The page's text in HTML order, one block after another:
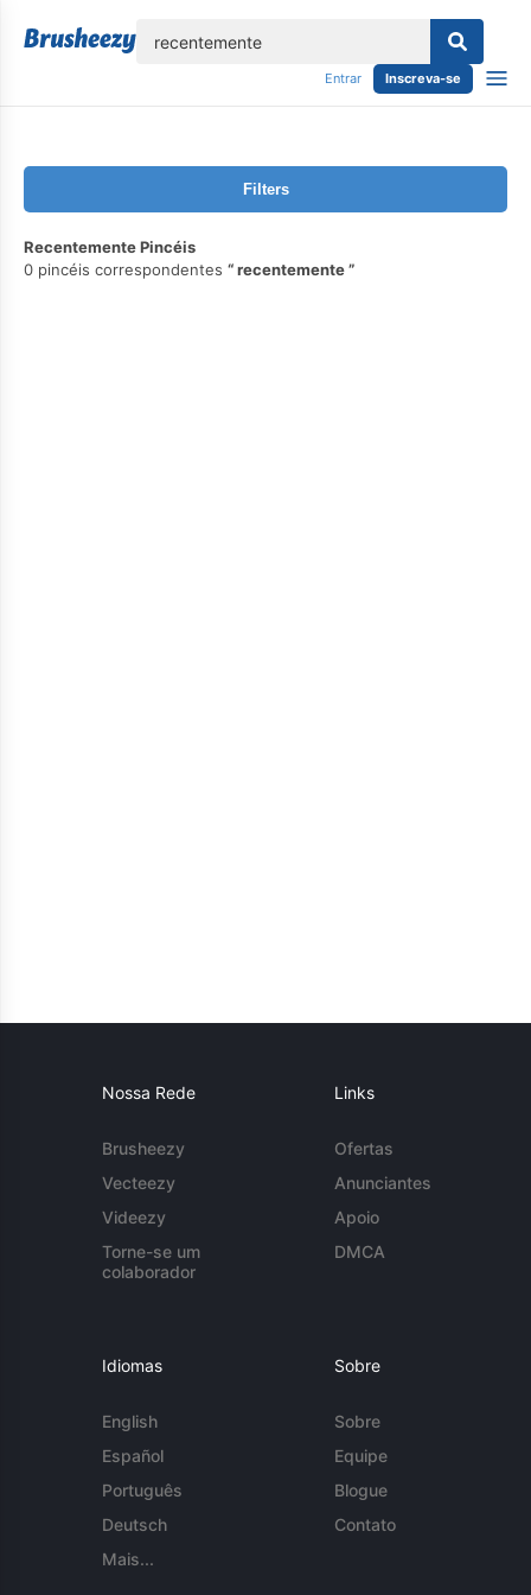
Entrar Inscreva-se
Filters
Recentemente Pincéis
0 pincéis correspondentes
recentemente
Nossa Rede
Brusheezy
Vecteezy
Videezy
Torne-se um
colaborador
Links
Ofertas
Anunciantes
Apoio
DMCA
Idiomas
English
Español
Português
Deutsch
Mais...
Sobre
Sobre
Equipe
Blogue
Contato